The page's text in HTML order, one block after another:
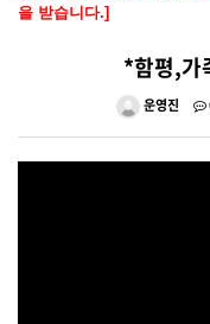
을 받습니다.]
*함평,가
운영진